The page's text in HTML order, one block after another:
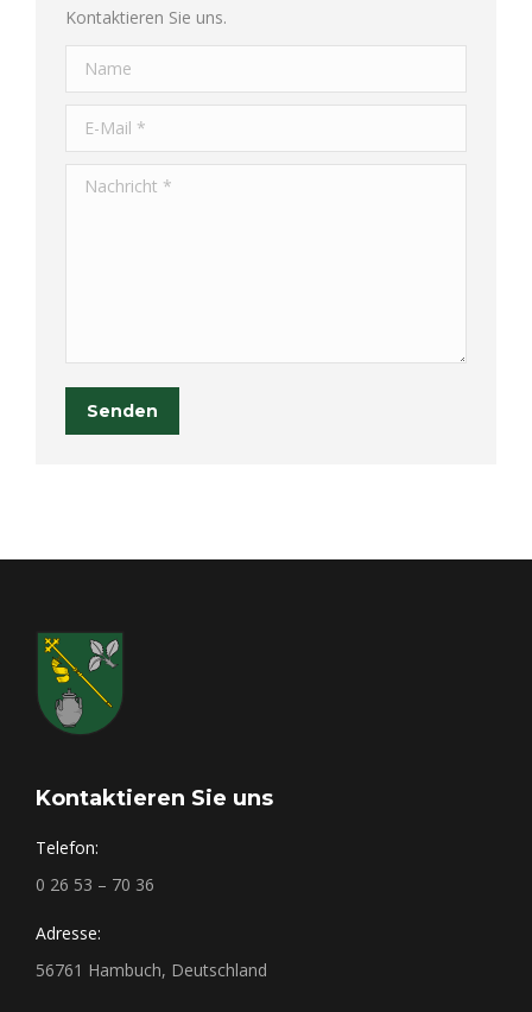
Kontaktieren Sie uns.
Name
E-Mail *
Nachricht *
Senden
Kontaktieren Sie uns
Telefon:
0 26 53 – 70 36
Adresse:
56761 Hambuch, Deutschland